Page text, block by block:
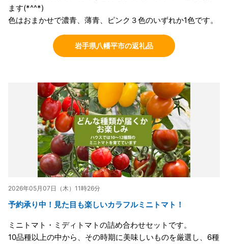
ます(*^^*)
色はおまかせで濃青、薄青、ピンク３色のいずれか1色です。
岩手県八幡平市の返礼品
2026年05月07日（木）11時26分
予約承り中！見た目も楽しいカラフルミニトマト！
ミニトマト・ミディトマトの詰め合わせセットです。
10品種以上の中から、その時期に美味しいものを厳選し、6種